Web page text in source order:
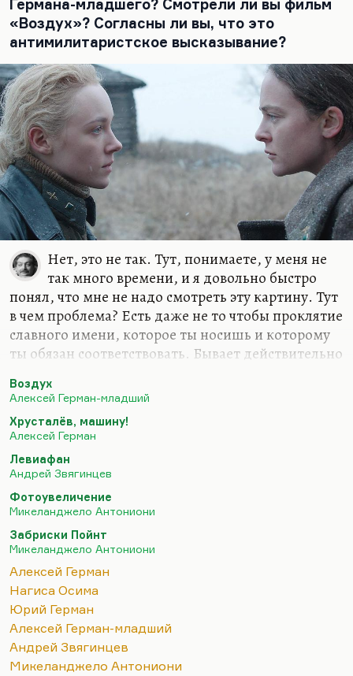
Германа-младшего? Смотрели ли вы фильм
«Воздух»? Согласны ли вы, что это
антимилитаристское высказывание?
Нет, это не так. Тут, понимаете, у меня не
так много времени, и я довольно быстро
понял, что мне не надо смотреть эту картину. Тут
в чем проблема? Есть даже не то чтобы проклятие
славного имени, которое ты носишь и которому
ты обязан соответствовать. Бывает действительно
совершенно нет художественного таланта.
Все, что делает Алексей Герман-младший, может
быть умно и достойно, даже иметь
антимилитаристский пафос, которого там,
правда, по-моему, нет. Но это мое мнение. Но
это неталантливо, это ослепительно
неталантливо, это лишено того дуновения гения,
которое было в картинах Алексея Германа-
среднего, и которое иногда (не всегда)…
Воздух
Алексей Герман-младший
Хрусталёв, машину!
Алексей Герман
Левиафан
Андрей Звягинцев
Фотоувеличение
Микеланджело Антониони
Забриски Пойнт
Микеланджело Антониони
Алексей Герман
Нагиса Осима
Юрий Герман
Алексей Герман-младший
Андрей Звягинцев
Микеланджело Антониони